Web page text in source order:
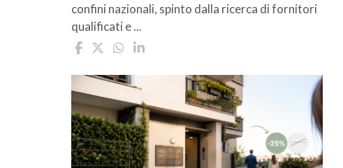
confini nazionali, spinto dalla ricerca di fornitori
qualificati e ...